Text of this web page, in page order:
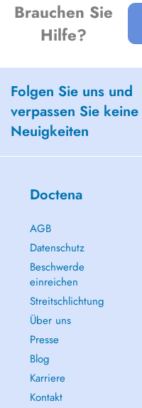
Brauchen Sie
Hilfe?
Folgen Sie uns und
verpassen Sie keine
Neuigkeiten
Doctena
AGB
Datenschutz
Beschwerde
einreichen
Streitschlichtung
Über uns
Presse
Blog
Karriere
Kontakt